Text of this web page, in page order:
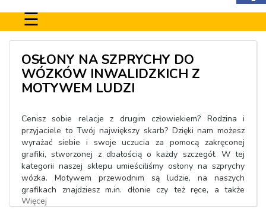
Toggle navigation
☰
OSŁONY NA SZPRYCHY DO
WÓZKÓW INWALIDZKICH Z
MOTYWEM LUDZI
Cenisz sobie relacje z drugim człowiekiem? Rodzina i
przyjaciele to Twój największy skarb? Dzięki nam możesz
wyrażać siebie i swoje uczucia za pomocą zakręconej
grafiki, stworzonej z dbałością o każdy szczegół. W tej
kategorii naszej sklepu umieściliśmy osłony na szprychy
wózka. Motywem przewodnim są ludzie, na naszych
grafikach znajdziesz m.in. dłonie czy też ręce, a także
warianty ze znaczkami, na których unaoczniliśmy różne
Więcej